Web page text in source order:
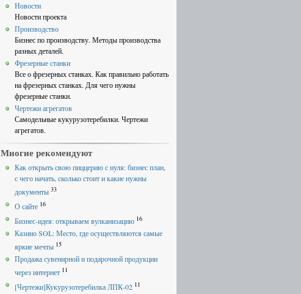
Новости
Новости проекта
Производство
Бизнес по производству. Методы производства
разных деталей.
Фрезерные станки
Все о фрезерных станках. Как правильно работать
на фрезерных станках. Для чего нужны
фрезерные станки.
Чертежи агрегатов
Самодельные кукурузотеребилки. Чертежи
агрегатов.
Многие рекомендуют
Как открыть свою пиццерию с нуля: бизнес план,
с чего начать, сколько стоит и какие нужны
документы 33
О сайте 16
Бизнес-идея: открываем вулканизацию 16
Казино SOL: Место, где осуществляются самые
яркие мечты 15
Продажа сувенирной и подарочной продукции
через интернет 11
[Чертежи]Кукурузотеребилка ЛПК-02 11